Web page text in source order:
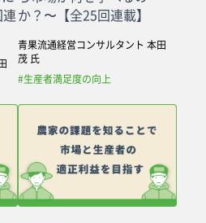
か？〜【全25回連載】
青果流通経営コンサルタント 本田
茂 氏
#生産者満足度の向上